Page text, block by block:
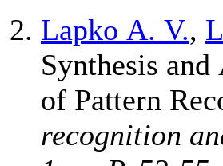
Lapko A. V.,
Synthesis
of Pattern
recognition